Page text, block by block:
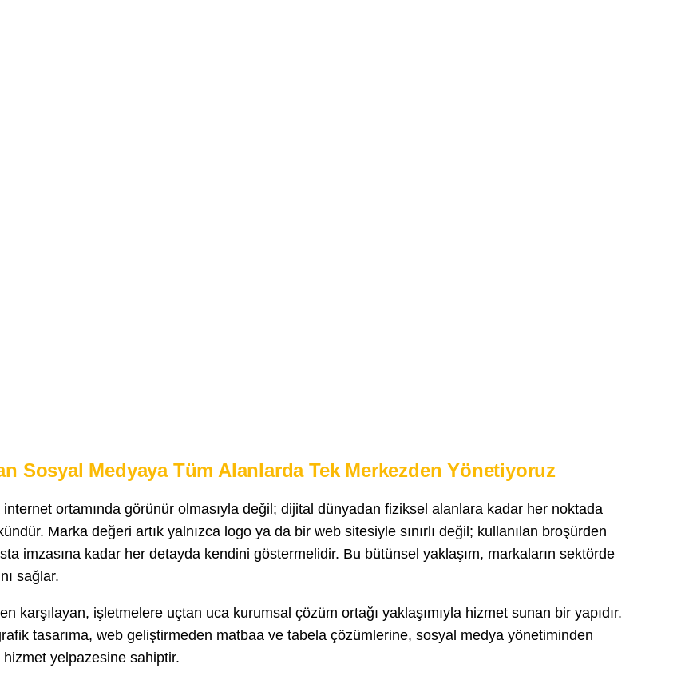
Sosyal Medyaya Tüm Alanlarda Tek Merkezden Yönetiyoruz
internet ortamında görünür olmasıyla değil; dijital dünyadan fiziksel alanlara kadar her noktada
Marka değeri artık yalnızca logo ya da bir web sitesiyle sınırlı değil; kullanılan broşürden
imzasına kadar her detayda kendini göstermelidir. Bu bütünsel yaklaşım, markaların sektörde
sağlar.
karşılayan, işletmelere uçtan uca kurumsal çözüm ortağı yaklaşımıyla hizmet sunan bir yapıdır.
tasarıma, web geliştirmeden matbaa ve tabela çözümlerine, sosyal medya yönetiminden
yelpazesine sahiptir.